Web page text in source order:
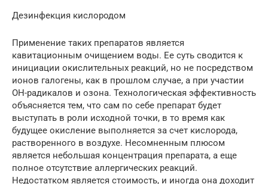
Дезинфекция кислородом
Применение таких препаратов является
кавитационным очищением воды. Ее суть сводится к
инициации окислительных реакций, но не посредством
ионов галогены, как в прошлом случае, а при участии
ОН-радикалов и озона. Технологическая эффективность
объясняется тем, что сам по себе препарат будет
выступать в роли исходной точки, в то время как
будущее окисление выполняется за счет кислорода,
растворенного в воздухе. Несомненным плюсом
является небольшая концентрация препарата, а еще
полное отсутствие аллергических реакций.
Недостатком является стоимость, и иногда она доходит